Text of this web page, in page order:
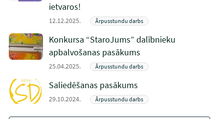
ietvaros!
12.12.2025. Ārpusstundu darbs
Konkursa “StaroJums” dalībnieku
apbalvošanas pasākums
25.04.2025. Ārpusstundu darbs
Saliedēšanas pasākums
29.10.2024. Ārpusstundu darbs